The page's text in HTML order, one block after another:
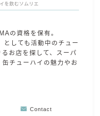
を飲むソムリエ
の資格を保有。
としても活動中のチュー
お店を探して、スーパ
チューハイの魅力やお
Contact